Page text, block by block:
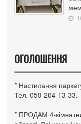
ОГОЛОШЕННЯ
* Настилання
Тел. 050-204-13-33.
* ПРОДАМ 4-